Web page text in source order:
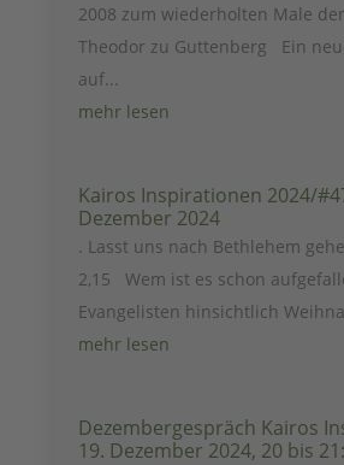
2008 zum wiederholten Male
Theodor zu Guttenberg Ein
auf...
mehr lesen
Kairos Inspirationen 2024/
Dezember 2024
. Lasst uns nach Bethlehem
2,15 Wem ist es schon
Evangelisten hinsichtlich
mehr lesen
Dezembergespräch Kairos
19. Dezember 2024, 20 bis